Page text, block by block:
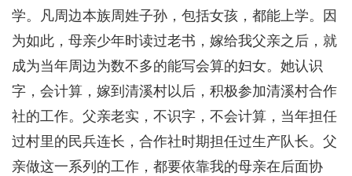
学。凡周边本族周姓子孙，包括女孩，都能上学。因
为如此，母亲少年时读过老书，嫁给我父亲之后，就
成为当年周边为数不多的能写会算的妇女。她认识
字，会计算，嫁到清溪村以后，积极参加清溪村合作
社的工作。父亲老实，不识字，不会计算，当年担任
过村里的民兵连长，合作社时期担任过生产队长。父
亲做这一系列的工作，都要依靠我的母亲在后面协